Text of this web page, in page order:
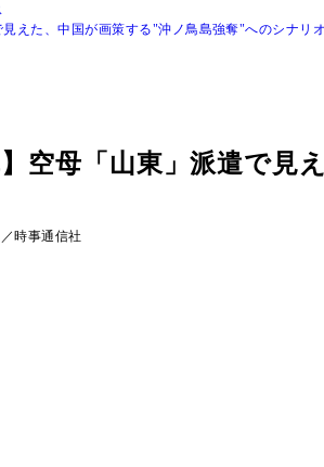
見えた、中国が画策する"沖ノ鳥島強奪"へのシナリ
】空母「山東」派遣で
時事通信社